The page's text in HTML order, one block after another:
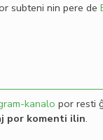
subteni nin pere de
kanalo por resti
por komenti ilin.